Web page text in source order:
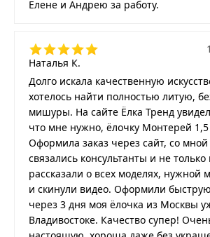
Елене и Андрею за работу.
Наталья К.
Долго искала качественную
хотелось найти полностью литую,
мишуры. На сайте Ёлка Тренд
что мне нужно, ёлочку Монтерей
Оформила заказ через сайт, со
связались консультанты и не
рассказали о всех моделях, нужной
и скинули видео. Оформили быструю
через 3 дня моя ёлочка из Москвы
Владивостоке. Качество супер!